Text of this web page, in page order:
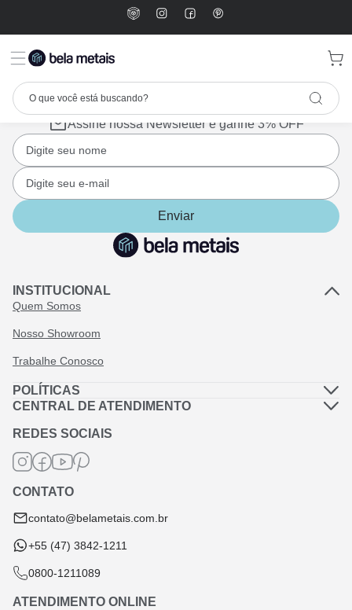
Assine nossa Newsletter e ganhe 3% OFF
Enviar
INSTITUCIONAL
Quem Somos
Nosso Showroom
Trabalhe Conosco
POLÍTICAS
Política de Privacidade
Política de Frete
Termos de Garantia
Termos e Condições
Troca e Devolução
CENTRAL DE ATENDIMENTO
Fale Conosco
REDES SOCIAIS
CONTATO
contato@belametais.com.br
+55 (47) 3842-1211
0800-1211089
ATENDIMENTO ONLINE